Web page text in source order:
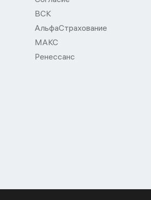
ВСК
АльфаСтрахование
МАКС
Ренессанс